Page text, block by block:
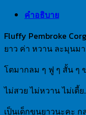
คำอธิบาย
Fluffy Pembroke
ยาว ค่า หวาน ละมุนม
โตมากลม ๆ ฟู ๆ สั้น ๆ
ไม่สวย ไม่หวาน ไม่เตี้
เป็นเด็กขนยาวนะคะ